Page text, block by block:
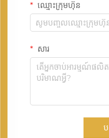
ឈ្មោះក្រុមហ៊ុន
សារ